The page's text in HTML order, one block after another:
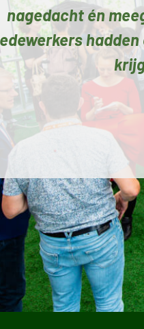
nagedacht én